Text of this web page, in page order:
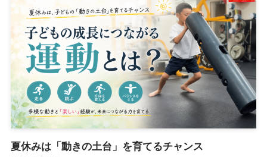
夏休みは「動きの土台」を育てるチャンス